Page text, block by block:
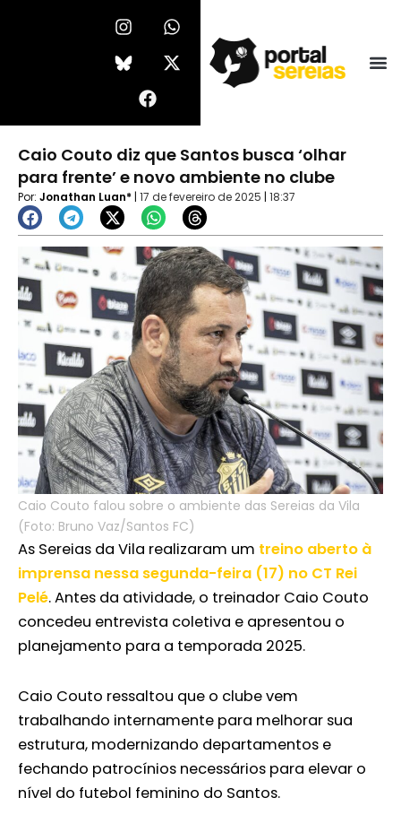
I
n
s
t
r
a
m
W
h
a
t
p
X
-
t
w
t
r
b
o
o
Caio Couto diz que Santos busca ‘olhar
para frente’ e novo ambiente no clube
Por: Jonathan Luan* | 17 de fevereiro de 2025 | 18:37
Caio Couto falou sobre o ambiente das Sereias da Vila
(Foto: Bruno Vaz/Santos FC)
As Sereias da Vila realizaram um treino aberto à
imprensa nessa segunda-feira (17) no CT Rei
Pelé. Antes da atividade, o treinador Caio Couto
concedeu entrevista coletiva e apresentou o
planejamento para a temporada 2025.
Caio Couto ressaltou que o clube vem
trabalhando internamente para melhorar sua
estrutura, modernizando departamentos e
fechando patrocínios necessários para elevar o
nível do futebol feminino do Santos.